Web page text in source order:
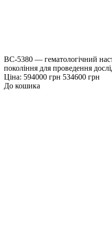
BC-5380 — гематологічний
покоління для проведення
Ціна: 594000 грн 534600 грн
До кошика